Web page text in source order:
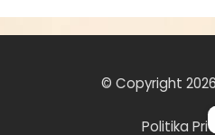
© Copyright
Politika